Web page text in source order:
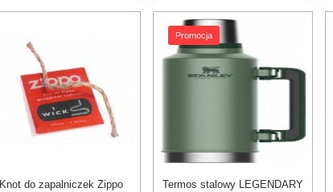
Knot do zapalniczek Zippo
Promocja
Termos stalowy LEGENDARY